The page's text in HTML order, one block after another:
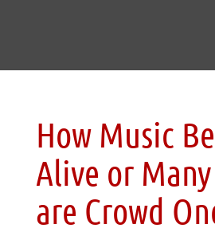
How Music
Alive or
are Crowd